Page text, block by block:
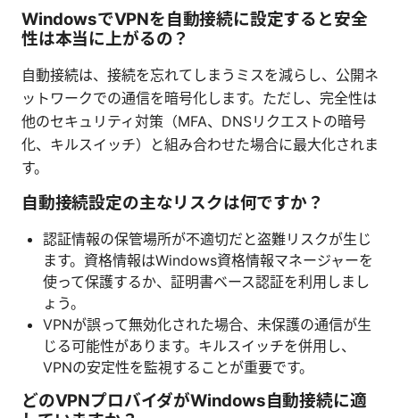
WindowsでVPNを自動接続に設定すると安全
性は本当に上がるの？
自動接続は、接続を忘れてしまうミスを減らし、公開ネ
ットワークでの通信を暗号化します。ただし、完全性は
他のセキュリティ対策（MFA、DNSリクエストの暗号
化、キルスイッチ）と組み合わせた場合に最大化されま
す。
自動接続設定の主なリスクは何ですか？
認証情報の保管場所が不適切だと盗難リスクが生じ
ます。資格情報はWindows資格情報マネージャーを
使って保護するか、証明書ベース認証を利用しまし
ょう。
VPNが誤って無効化された場合、未保護の通信が生
じる可能性があります。キルスイッチを併用し、
VPNの安定性を監視することが重要です。
どのVPNプロバイダがWindows自動接続に適